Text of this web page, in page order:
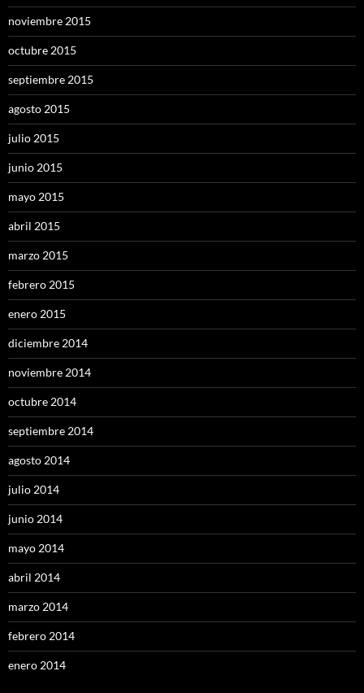
noviembre 2015
octubre 2015
septiembre 2015
agosto 2015
julio 2015
junio 2015
mayo 2015
abril 2015
marzo 2015
febrero 2015
enero 2015
diciembre 2014
noviembre 2014
octubre 2014
septiembre 2014
agosto 2014
julio 2014
junio 2014
mayo 2014
abril 2014
marzo 2014
febrero 2014
enero 2014